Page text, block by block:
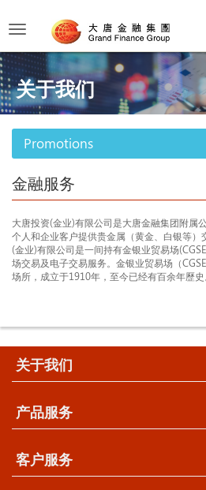
Toggle
navigation
关于我们
Promotions
金融服务
大唐投资(金业)有限公司是大唐金融集团附属
个人和企业客户提供贵金属（黄金、白银等
(金业)有限公司是一间持有金银业贸易场
场交易及电子交易服务。金银业贸易场（
场所，成立于1910年，至今已经有百余年歷史
关于我们
产品服务
客户服务